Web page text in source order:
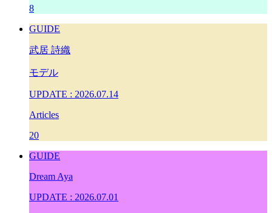
8
GUIDE
武居 詩織
モデル
UPDATE : 2026.07.14
Articles
20
GUIDE
Dream Aya
UPDATE : 2026.07.01